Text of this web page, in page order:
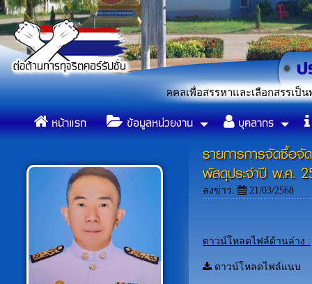
นองแก เรื่อง รับสมัครบุคคลเพื่อสรรหาและเลือกสรรเป็นพนักงานจ้า
หน้าแรก ข้อมูลหน่วยงาน บุคลากร
รายการการจัดซื้อจั
พัสดุประจำปี พ.ศ.
ลงข่าว: 21/03/2568
ดาวน์โหลดไฟล์ด้านล่าง :
ดาวน์โหลดไฟล์แนบ